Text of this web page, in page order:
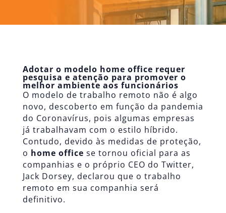
Adotar o modelo home office requer
pesquisa e atenção para promover o
melhor ambiente aos funcionários
O modelo de trabalho remoto não é algo
novo, descoberto em função da pandemia
do Coronavírus, pois algumas empresas
já trabalhavam com o estilo híbrido.
Contudo, devido às medidas de proteção,
o home office se tornou oficial para as
companhias e o próprio CEO do Twitter,
Jack Dorsey, declarou que o trabalho
remoto em sua companhia será
definitivo.